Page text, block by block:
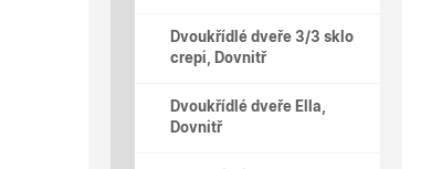
Dvoukřídlé dveře 3/3 sklo
crepi, Dovnitř
Dvoukřídlé dveře Ella,
Dovnitř